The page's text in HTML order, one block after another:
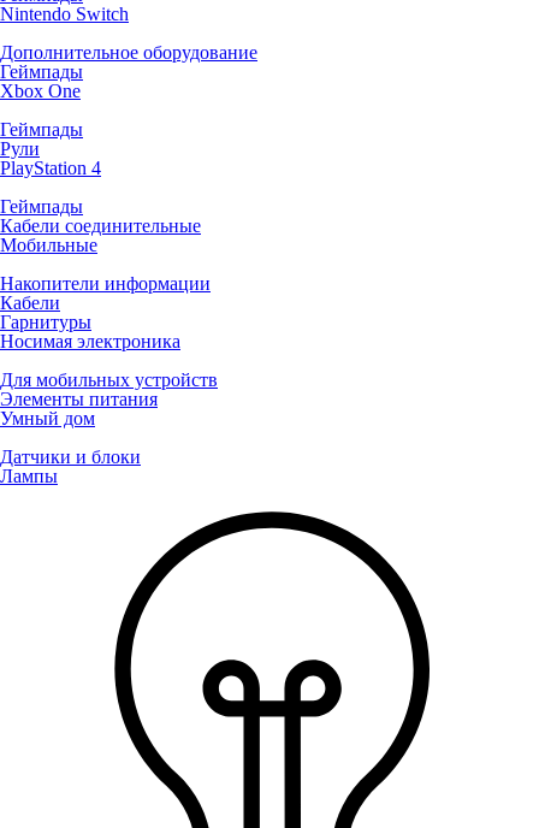
Nintendo Switch
Дополнительное оборудование
Геймпады
Xbox One
Геймпады
Рули
PlayStation 4
Геймпады
Кабели соединительные
Мобильные
Накопители информации
Кабели
Гарнитуры
Носимая электроника
Для мобильных устройств
Элементы питания
Умный дом
Датчики и блоки
Лампы